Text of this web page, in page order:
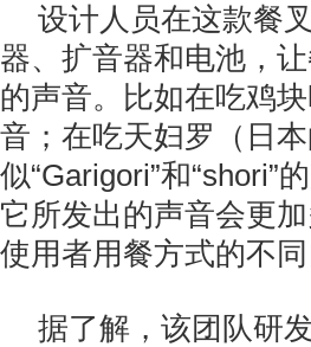
设计人员在这款餐
器、扩音器和电池，
的声音。比如在吃鸡
音；在吃天妇罗（日
似“Garigori”和“shori”
它所发出的声音会更
使用者用餐方式的不
据了解，该团队研